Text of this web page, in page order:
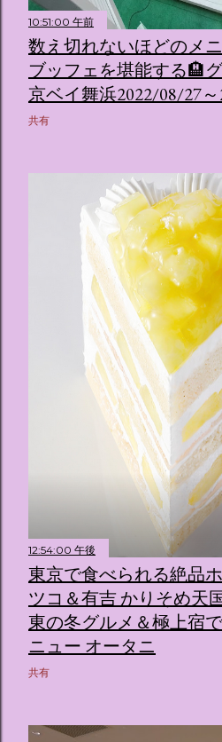
10:51:00 午前
数え切れないほどのメ
ブッフェを堪能する🏨
京ベイ舞浜2022/08/27～
共有
12:54:00 午後
東京で食べられる絶品
ツコ＆有吉 かりそめ天
東の冬グルメ＆極上宿
ニュー オータニ
共有